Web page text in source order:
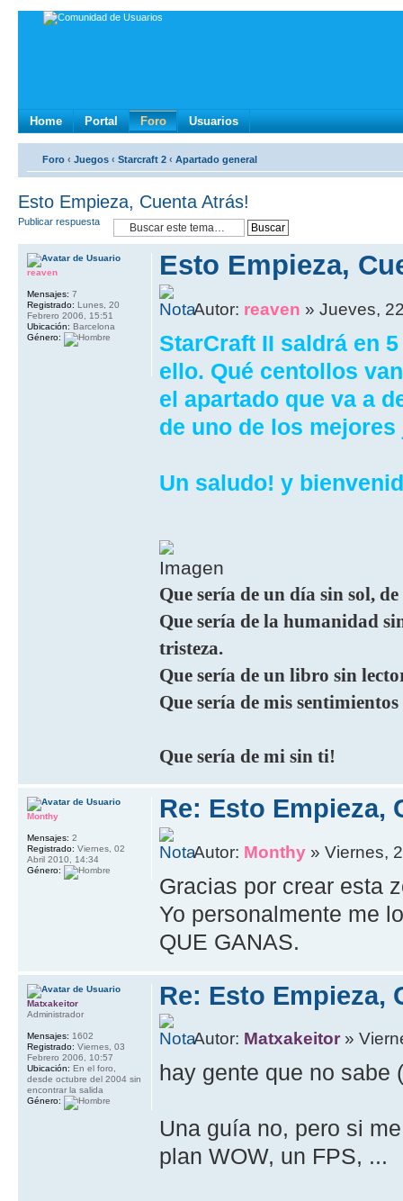
Home Portal Foro Usuarios
Foro ‹ Juegos ‹ Starcraft 2 ‹ Apartado general
Esto Empieza, Cuenta Atrás!
Publicar respuesta
Esto Empieza,
Autor: reaven » Jueves,
StarCraft II saldrá en
ello. Qué centollos
el apartado que va a
de uno de los
Un saludo! y
Que sería de un día sin sol,
Que sería de la humanidad
tristeza.
Que sería de un libro sin
Que sería de mis
Que sería de mi sin ti!
reaven
Mensajes: 7
Registrado: Lunes, 20
Febrero 2006, 15:51
Ubicación: Barcelona
Género:
Re: Esto Empieza,
Autor: Monthy » Viernes,
Gracias por crear esta
Yo personalmente me
QUE GANAS.
Monthy
Mensajes: 2
Registrado: Viernes, 02
Abril 2010, 14:34
Género:
Re: Esto Empieza,
Autor: Matxakeitor »
hay gente que no sabe
Una guía no, pero si
plan WOW, un FPS, ...
Matxakeitor
Administrador
Mensajes: 1602
Registrado: Viernes, 03
Febrero 2006, 10:57
Ubicación: En el foro,
desde octubre del 2004 sin
encontrar la salida
Género: